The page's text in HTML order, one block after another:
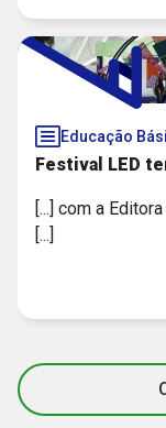
Educação
Festival LED
[...] com a
[...]